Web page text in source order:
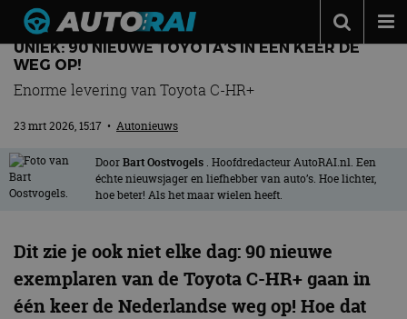
Autonieuws
Podcast
Autotests
Automerken
Adverteren
MotorRAI.nl
UNIEK: 90 NIEUWE TOYOTA’S IN ÉÉN KEER DE
WEG OP!
Enorme levering van Toyota C-HR+
23 mrt 2026, 15:17 • Autonieuws
DoorBart Oostvogels . Hoofdredacteur AutoRAI.nl. Een
échte nieuwsjager en liefhebber van auto’s. Hoe lichter,
hoe beter! Als het maar wielen heeft.
Dit zie je ook niet elke dag: 90 nieuwe
exemplaren van de Toyota C-HR+ gaan in
één keer de Nederlandse weg op! Hoe dat